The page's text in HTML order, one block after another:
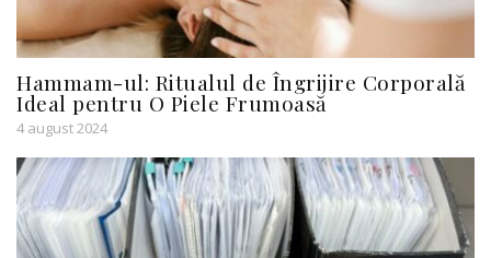
Hammam-ul: Ritualul de Îngrijire Corporală
Ideal pentru O Piele Frumoasă
4 august 2024